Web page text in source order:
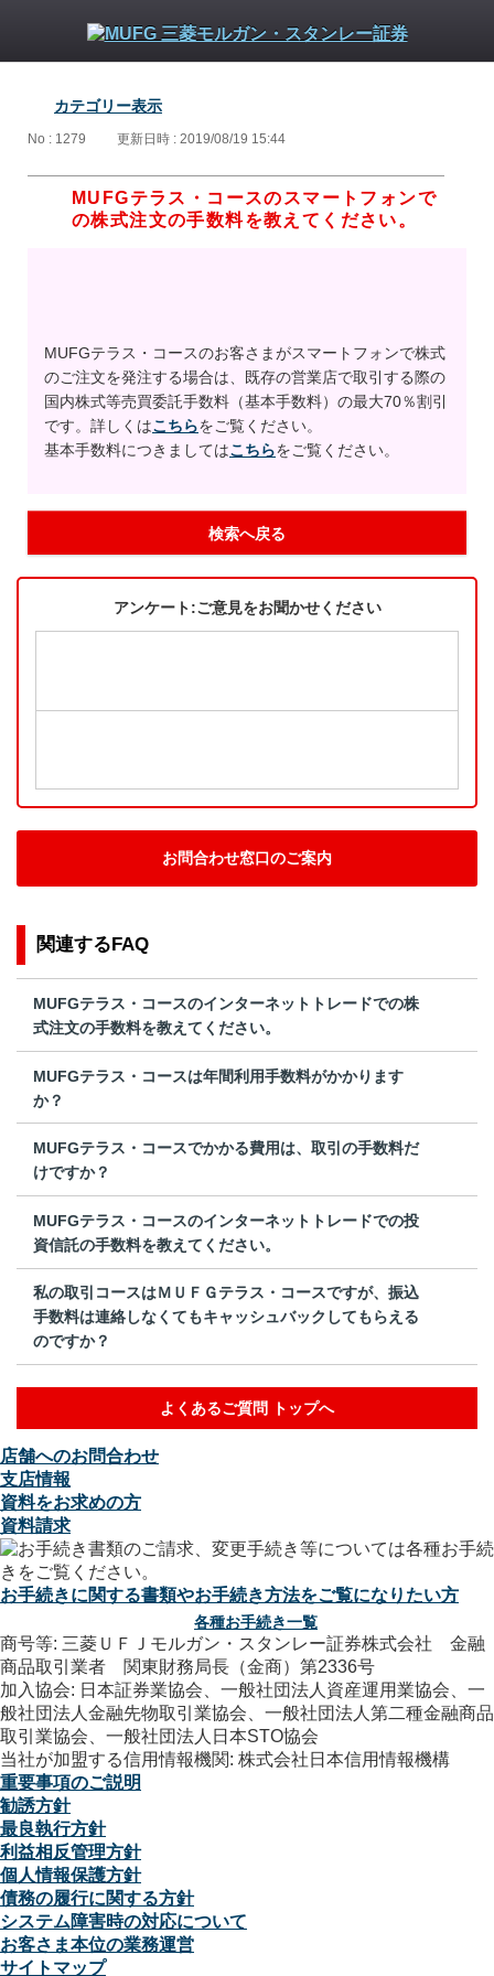
カテゴリー表示
No : 1279 更新日時 : 2019/08/19 15:44
MUFGテラス・コースのスマートフォンで
の株式注文の手数料を教えてください。
MUFGテラス・コースのお客さまがスマートフォンで株式
のご注文を発注する場合は、既存の営業店で取引する際の
国内株式等売買委託手数料（基本手数料）の最大70％割引
です。詳しくはこちらをご覧ください。
基本手数料につきましてはこちらをご覧ください。
検索へ戻る
アンケート:ご意見をお聞かせください
お問合わせ窓口のご案内
関連するFAQ
MUFGテラス・コースのインターネットトレードでの株
式注文の手数料を教えてください。
MUFGテラス・コースは年間利用手数料がかかります
か？
MUFGテラス・コースでかかる費用は、取引の手数料だ
けですか？
MUFGテラス・コースのインターネットトレードでの投
資信託の手数料を教えてください。
私の取引コースはＭＵＦＧテラス・コースですが、振込
手数料は連絡しなくてもキャッシュバックしてもらえる
のですか？
よくあるご質問 トップへ
店舗へのお問合わせ
支店情報
資料をお求めの方
資料請求
お手続きに関する書類やお手続き方法をご覧になりたい方
各種お手続き一覧
商号等: 三菱ＵＦＪモルガン・スタンレー証券株式会社 金融
商品取引業者 関東財務局長（金商）第2336号
加入協会: 日本証券業協会、一般社団法人資産運用業協会、一
般社団法人金融先物取引業協会、一般社団法人第二種金融商品
取引業協会、一般社団法人日本STO協会
当社が加盟する信用情報機関: 株式会社日本信用情報機構
重要事項のご説明
勧誘方針
最良執行方針
利益相反管理方針
個人情報保護方針
債務の履行に関する方針
システム障害時の対応について
お客さま本位の業務運営
サイトマップ